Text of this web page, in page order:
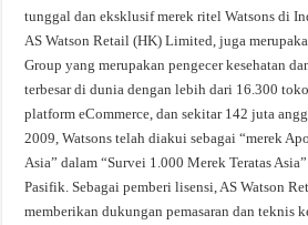
tunggal dan eksklusif merek ritel Watsons di
AS Watson Retail (HK) Limited, juga
Group yang merupakan pengecer kesehatan
terbesar di dunia dengan lebih dari 16.300
platform eCommerce, dan sekitar 142 juta
2009, Watsons telah diakui sebagai “merek
Asia” dalam “Survei 1.000 Merek Teratas
Pasifik. Sebagai pemberi lisensi, AS Watson
memberikan dukungan pemasaran dan teknis